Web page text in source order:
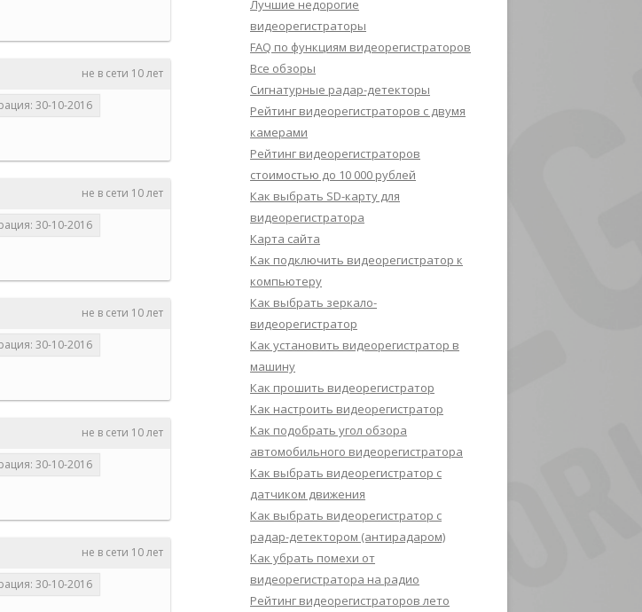
не в сети 10 лет
30-10-2016
не в сети 10 лет
30-10-2016
не в сети 10 лет
30-10-2016
не в сети 10 лет
30-10-2016
не в сети 10 лет
30-10-2016
Лучшие недорогие
видеорегистраторы
FAQ по функциям видеорегистраторов
Все обзоры
Сигнатурные радар-детекторы
Рейтинг видеорегистраторов с двумя
камерами
Рейтинг видеорегистраторов
стоимостью до 10 000 рублей
Как выбрать SD-карту для
видеорегистратора
Карта сайта
Как подключить видеорегистратор к
компьютеру
Как выбрать зеркало-
видеорегистратор
Как установить видеорегистратор в
машину
Как прошить видеорегистратор
Как настроить видеорегистратор
Как подобрать угол обзора
автомобильного видеорегистратора
Как выбрать видеорегистратор с
датчиком движения
Как выбрать видеорегистратор с
радар-детектором (антирадаром)
Как убрать помехи от
видеорегистратора на радио
Рейтинг видеорегистраторов лето